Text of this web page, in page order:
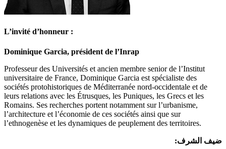
L’invité d’honneur :
Dominique Garcia, président de l’Inrap
Professeur des Universités et ancien membre senior de l’Institut
universitaire de France, Dominique Garcia est spécialiste des
sociétés protohistoriques de Méditerranée nord-occidentale et de
leurs relations avec les Étrusques, les Puniques, les Grecs et les
Romains. Ses recherches portent notamment sur l’urbanisme,
l’architecture et l’économie de ces sociétés ainsi que sur
l’ethnogenèse et les dynamiques de peuplement des territoires.
ضيف الشرف: